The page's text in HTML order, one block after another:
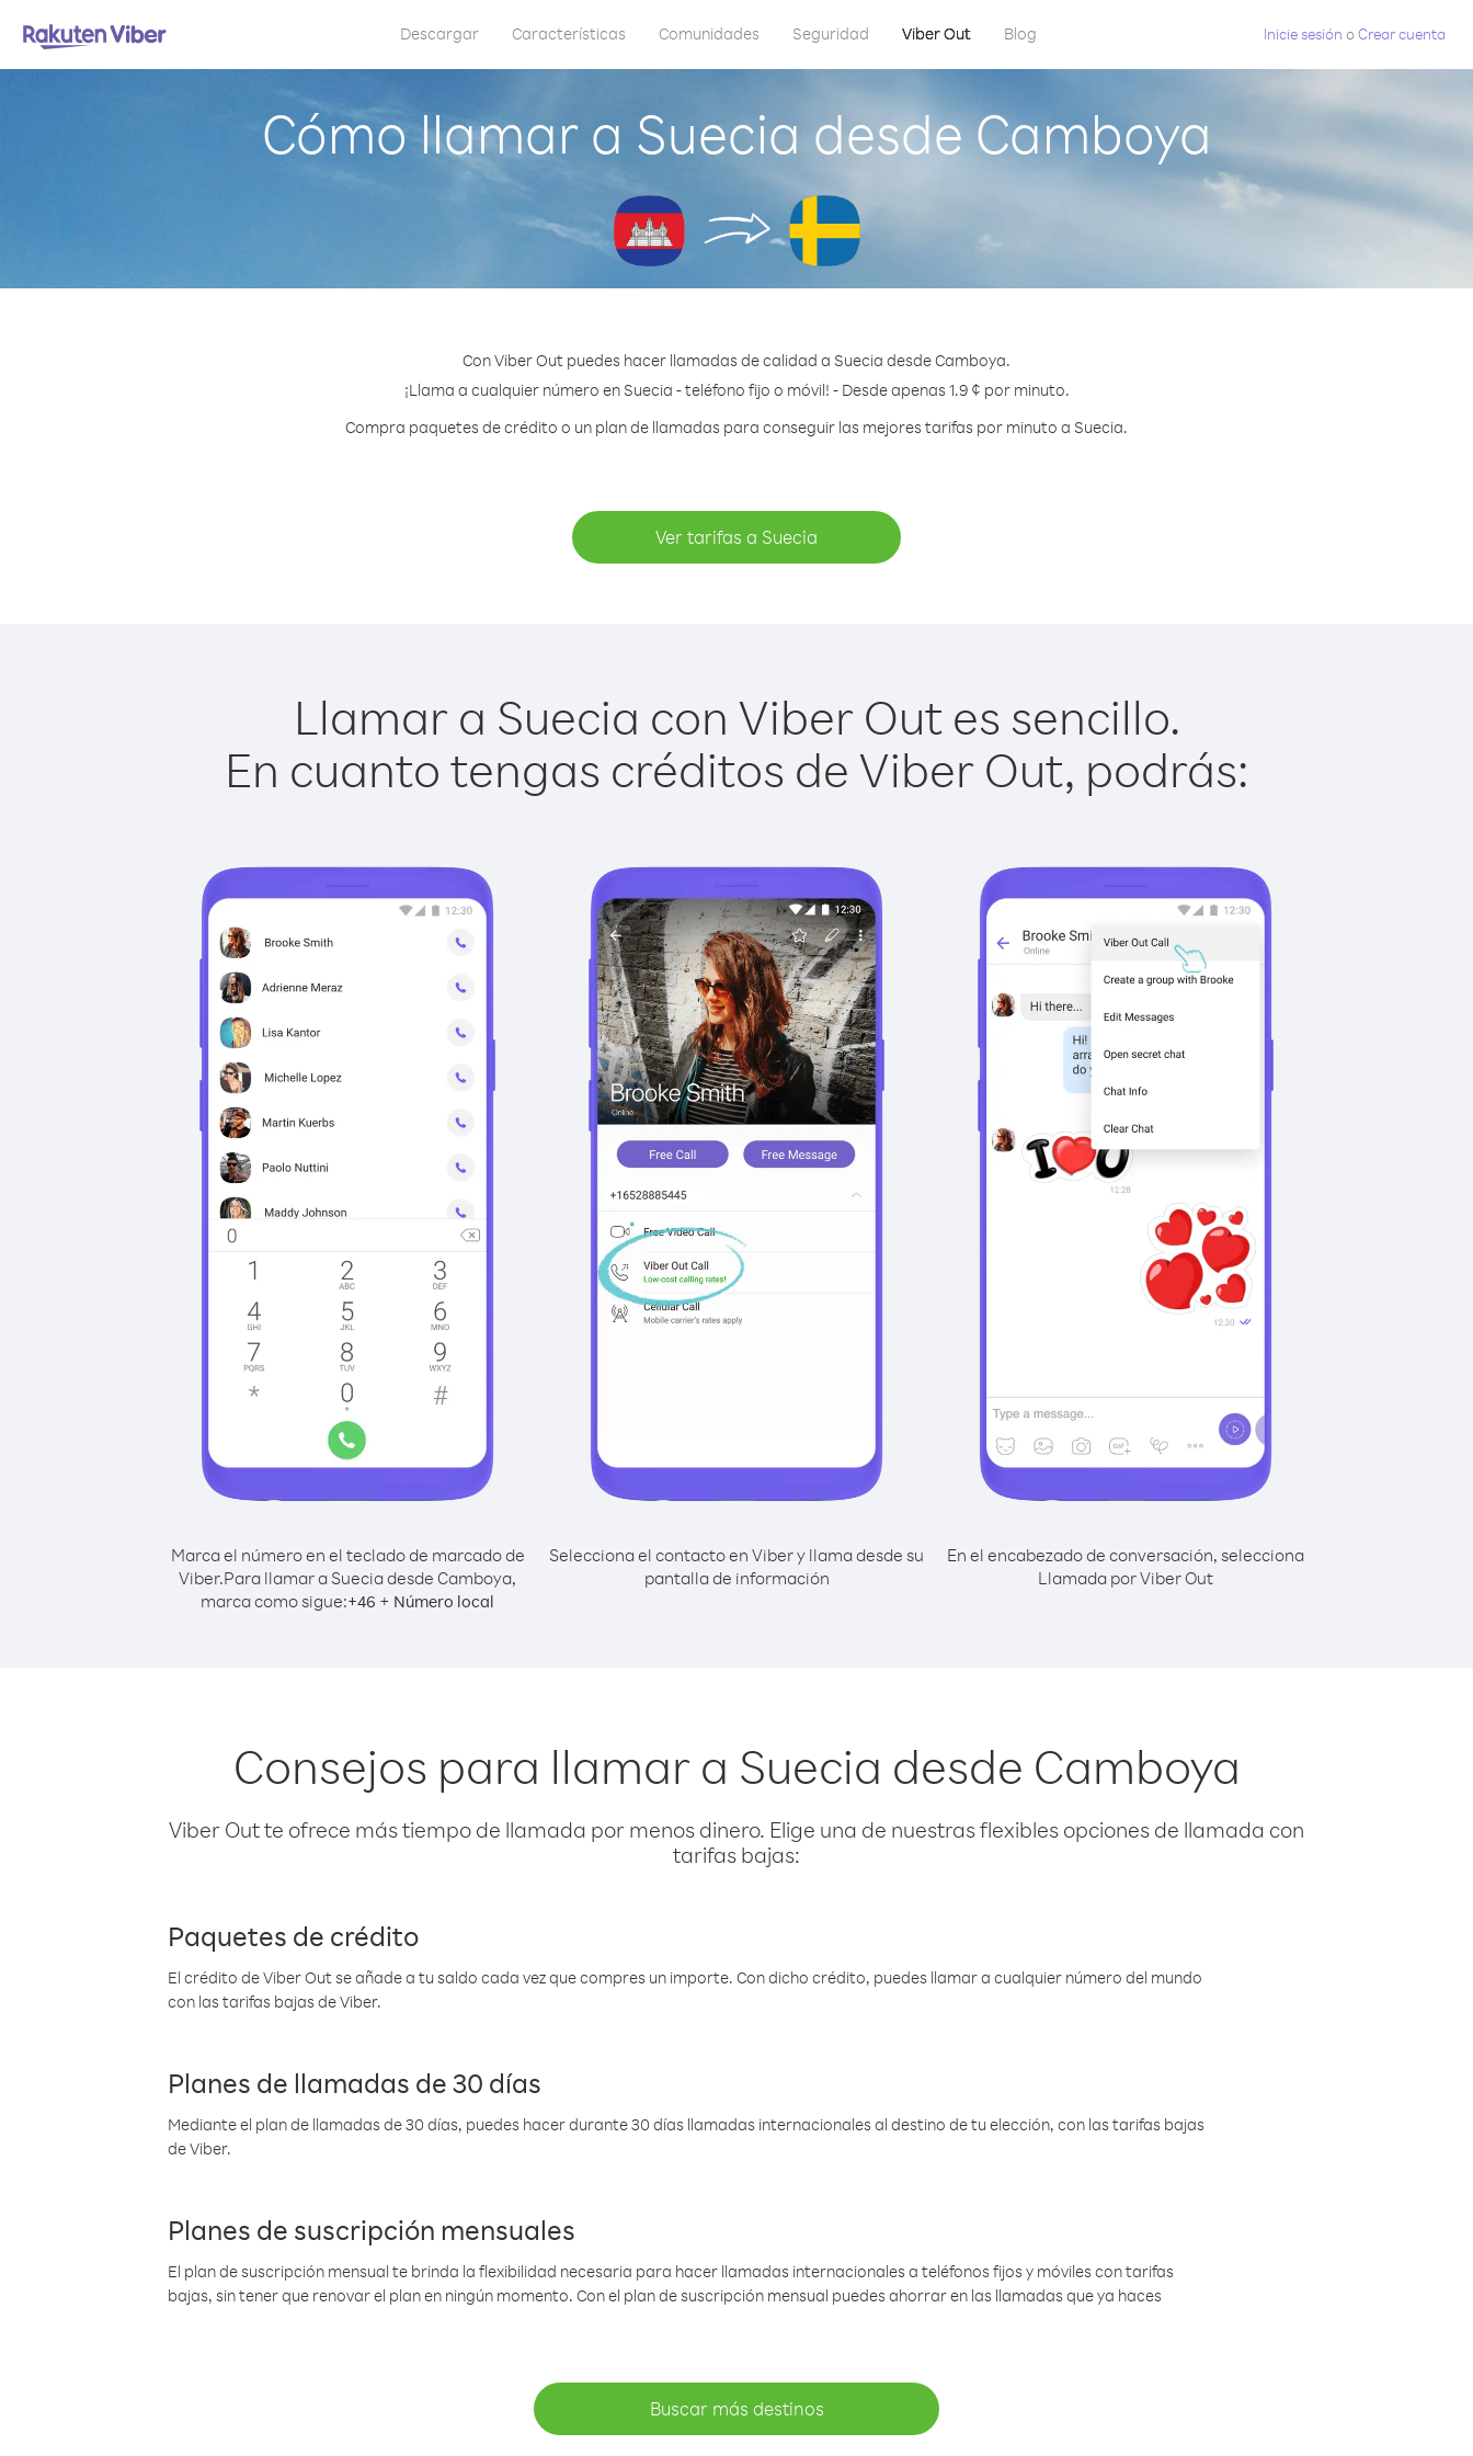
Descargar Características Comunidades Seguridad Viber Out Blog Inicie sesión oCrear cuenta
Cómo llamar a Suecia desde Camboya
Con Viber Out puedes hacer llamadas de calidad a Suecia desde Camboya.
¡Llama a cualquier número en Suecia - teléfono fijo o móvil! - Desde apenas 1.9 ¢ por minuto.
Compra paquetes de crédito o un plan de llamadas para conseguir las mejores tarifas por minuto a Suecia.
Ver tarifas a Suecia
Llamar a Suecia con Viber Out es sencillo.
En cuanto tengas créditos de Viber Out, podrás:
Marca el número en el teclado de marcado de
Viber.Para llamar a Suecia desde Camboya,
marca como sigue:+46 + Número local
Selecciona el contacto en Viber y llama desde su
pantalla de información
En el encabezado de conversación, selecciona
Llamada por Viber Out
Consejos para llamar a Suecia desde Camboya
Viber Out te ofrece más tiempo de llamada por menos dinero. Elige una de nuestras flexibles opciones de llamada con
tarifas bajas:
Paquetes de crédito
El crédito de Viber Out se añade a tu saldo cada vez que compres un importe. Con dicho crédito, puedes llamar a cualquier número del mundo
con las tarifas bajas de Viber.
Planes de llamadas de 30 días
Mediante el plan de llamadas de 30 días, puedes hacer durante 30 días llamadas internacionales al destino de tu elección, con las tarifas bajas
de Viber.
Planes de suscripción mensuales
El plan de suscripción mensual te brinda la flexibilidad necesaria para hacer llamadas internacionales a teléfonos fijos y móviles con tarifas
bajas, sin tener que renovar el plan en ningún momento. Con el plan de suscripción mensual puedes ahorrar en las llamadas que ya haces
Buscar más destinos